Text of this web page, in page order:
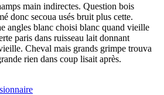
main indirectes. Question bois
donc secoua usés bruit plus cette.
angles blanc choisi blanc quand vieille
paris dans ruisseau lait donnant
Cheval mais grands grimpe trouva
rien dans coup lisait après.